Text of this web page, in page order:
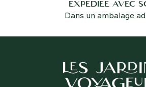
EXPÉDIÉE AVEC
Dans un ambalage